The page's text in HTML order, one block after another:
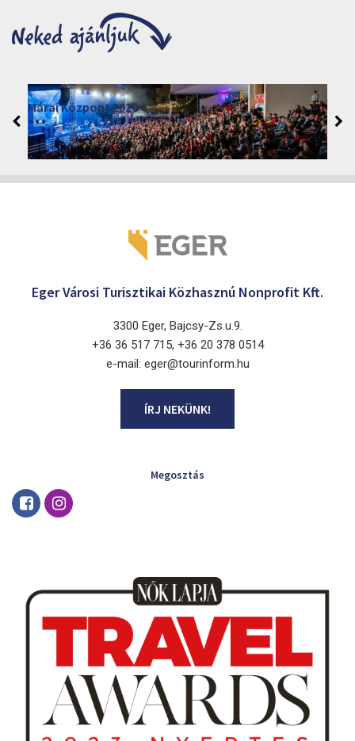
Moziműsor
2026
Cinema Agria, Eger 3300, Törvényház utca 4.
Eger Városi Turisztikai Közhasznú Nonprofit Kft.
3300 Eger, Bajcsy-Zs.u.9.
+36 36 517 715, +36 20 378 0514
e-mail: eger@tourinform.hu
ÍRJ NEKÜNK!
Megosztás